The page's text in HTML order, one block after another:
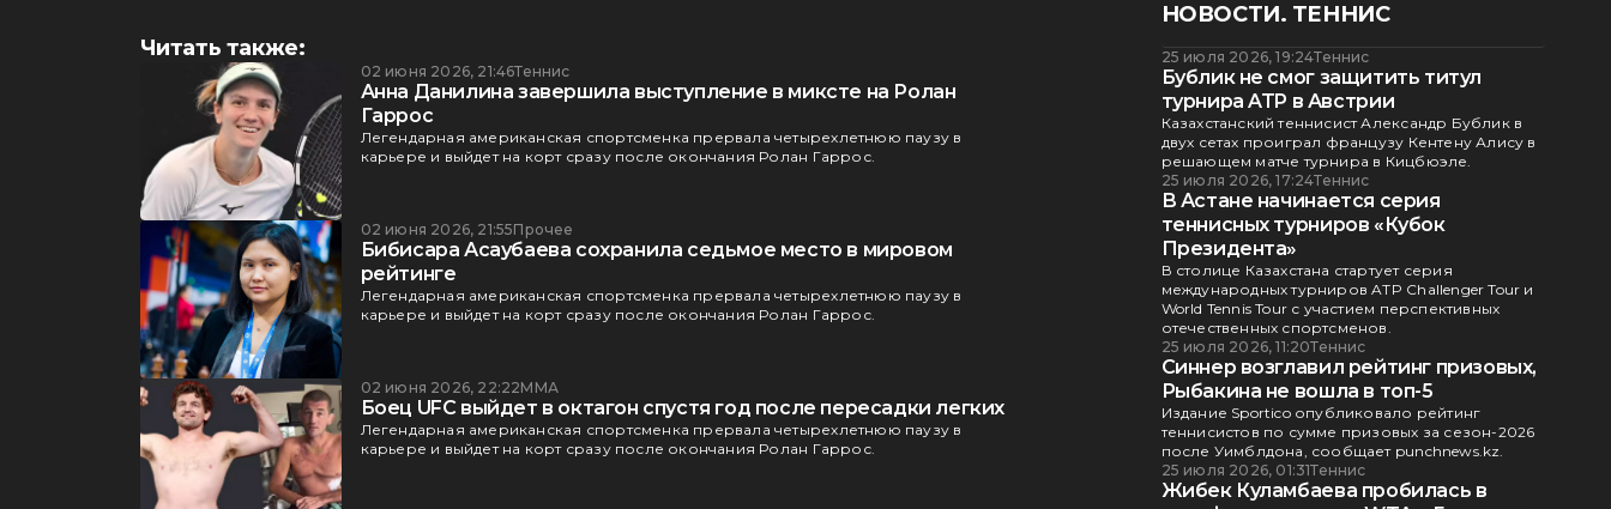
Читать также:
02 июня 2026, 21:46Теннис
Анна Данилина завершила выступление в миксте на Ролан
Гаррос
Легендарная американская спортсменка прервала четырехлетнюю паузу в
карьере и выйдет на корт сразу после окончания Ролан Гаррос.
02 июня 2026, 21:55Прочее
Бибисара Асаубаева сохранила седьмое место в мировом
рейтинге
Легендарная американская спортсменка прервала четырехлетнюю паузу в
карьере и выйдет на корт сразу после окончания Ролан Гаррос.
02 июня 2026, 22:22ММА
Боец UFC выйдет в октагон спустя год после пересадки легких
Легендарная американская спортсменка прервала четырехлетнюю паузу в
карьере и выйдет на корт сразу после окончания Ролан Гаррос.
НОВОСТИ. ТЕННИС
25 июля 2026, 19:24Теннис
Бублик не смог защитить титул
турнира ATP в Австрии
Казахстанский теннисист Александр Бублик в
двух сетах проиграл французу Кентену Алису в
решающем матче турнира в Кицбюэле.
25 июля 2026, 17:24Теннис
В Астане начинается серия
теннисных турниров «Кубок
Президента»
В столице Казахстана стартует серия
международных турниров ATP Challenger Tour и
World Tennis Tour с участием перспективных
отечественных спортсменов.
25 июля 2026, 11:20Теннис
Синнер возглавил рейтинг призовых,
Рыбакина не вошла в топ-5
Издание Sportico опубликовало рейтинг
теннисистов по сумме призовых за сезон-2026
после Уимблдона, сообщает punchnews.kz.
25 июля 2026, 01:31Теннис
Жибек Куламбаева пробилась в